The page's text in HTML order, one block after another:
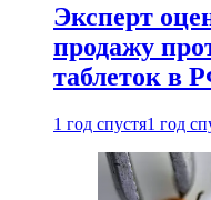
Эксперт
продажу
таблеток в
1 год спустя1 год